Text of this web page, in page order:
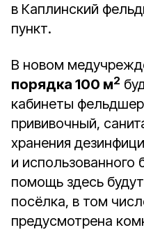
в Каплинский
пункт.
В новом
порядка 100 м2
кабинеты
прививочный,
хранения
и использованного
помощь здесь
посёлка, в том
предусмотрена